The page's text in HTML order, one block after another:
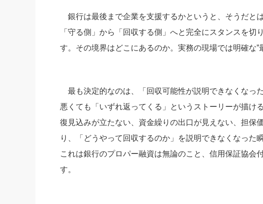
社長の右腕をつくる
酒井英之の社長のビ
銀行は最後まで企業を支援するかというと、そうだと
「守る側」から「回収する側」へと完全にスタンスを切
す。その境界はどこにあるのか。実務の現場では明確な”
最も決定的なのは、「回収可能性が説明できなくなっ
悪くても「いずれ返ってくる」というストーリーが描け
復見込みが立たない、資金繰りの出口が見えない、担保
り、「どうやって回収するのか」を説明できなくなった
これは銀行のプロパー融資は無論のこと、信用保証協会
す。